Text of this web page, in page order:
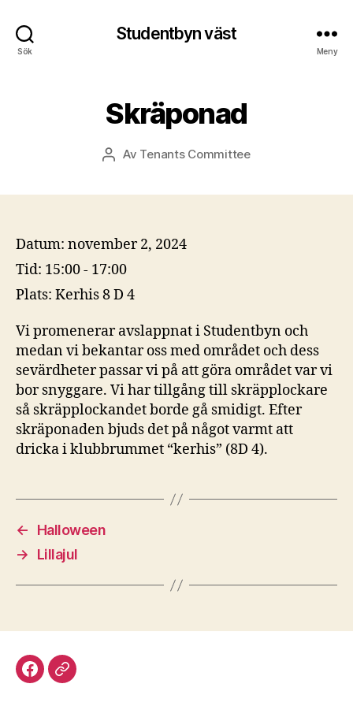
Sök
Studentbyn väst
Meny
Skräponad
Inläggsförfattare
Av Tenants Committee
Datum: november 2, 2024
Tid: 15:00 - 17:00
Plats: Kerhis 8 D 4
Vi promenerar avslappnat i Studentbyn och
medan vi bekantar oss med området och dess
sevärdheter passar vi på att göra området var vi
bor snyggare. Vi har tillgång till skräpplockare
så skräpplockandet borde gå smidigt. Efter
skräponaden bjuds det på något varmt att
dricka i klubbrummet “kerhis” (8D 4).
←
Halloween
→
Lillajul
Facebook
Discord